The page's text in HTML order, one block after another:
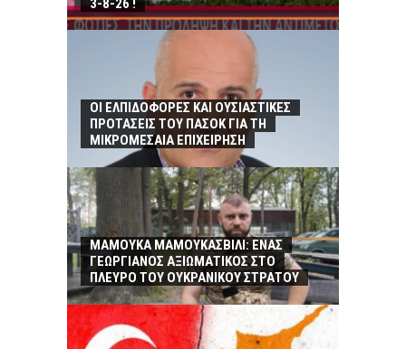
3-8-26 !
ΟΙ ΕΛΠΙΔΟΦΟΡΕΣ ΚΑΙ ΟΥΣΙΑΣΤΙΚΕΣ
ΠΡΟΤΑΣΕΙΣ ΤΟΥ ΠΑΣΟΚ ΓΙΑ ΤΗ
ΜΙΚΡΟΜΕΣΑΙΑ ΕΠΙΧΕΙΡΗΣΗ
ΜΑΜΟΥΚΑ ΜΑΜΟΥΚΑΣΒΙΛΙ: ΕΝΑΣ
ΓΕΩΡΓΙΑΝΟΣ ΑΞΙΩΜΑΤΙΚΟΣ ΣΤΟ
ΠΛΕΥΡΟ ΤΟΥ ΟΥΚΡΑΝΙΚΟΥ ΣΤΡΑΤΟΥ